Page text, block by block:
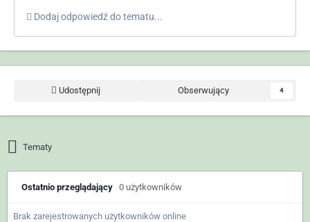
Dodaj odpowiedź do tematu...
Udostępnij Obserwujący 4
Tematy
Ostatnio przeglądający 0 użytkowników
Brak zarejestrowanych użytkowników online